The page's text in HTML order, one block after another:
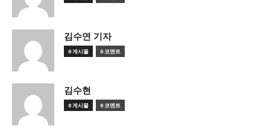
김수연 기자
0 게시물 0 코멘트
김수현
0 게시물 0 코멘트